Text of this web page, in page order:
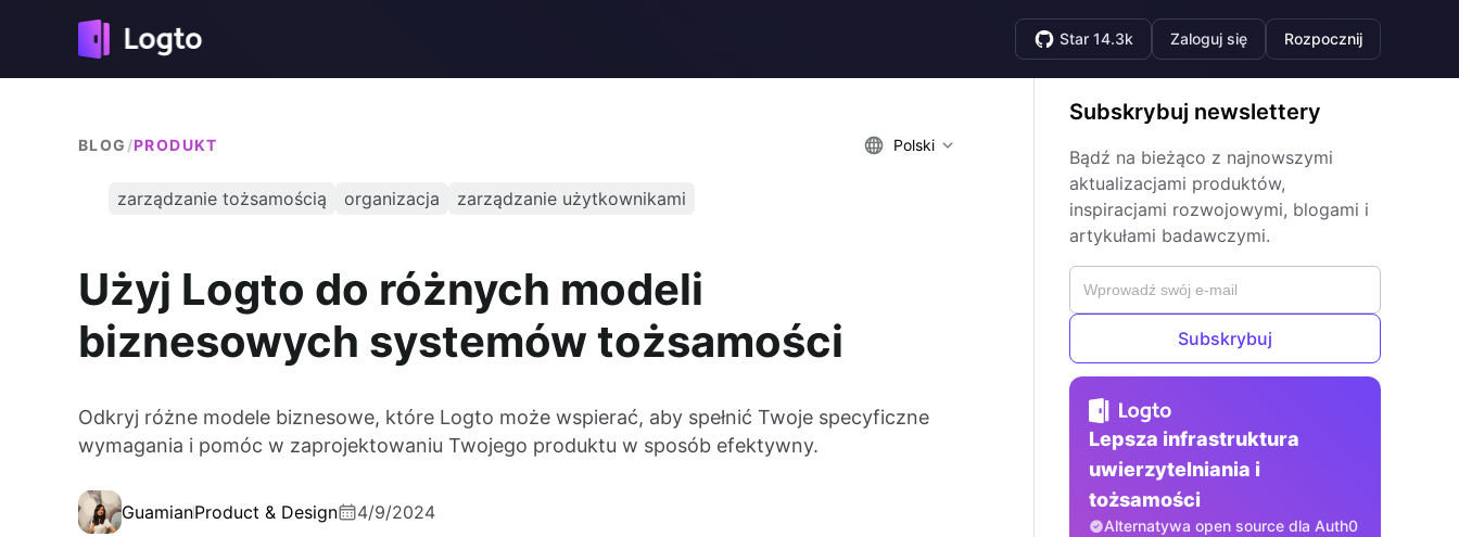
Star 14.3k Zaloguj się Rozpocznij
BLOG /PRODUKT Polski
zarządzanie tożsamością organizacja zarządzanie użytkownikami
Użyj Logto do różnych modeli
biznesowych systemów tożsamości
Odkryj różne modele biznesowe, które Logto może wspierać, aby spełnić Twoje specyficzne
wymagania i pomóc w zaprojektowaniu Twojego produktu w sposób efektywny.
GuamianProduct & Design 4/9/2024
Subskrybuj newslettery
Bądź na bieżąco z najnowszymi
aktualizacjami produktów,
inspiracjami rozwojowymi, blogami i
artykułami badawczymi.
Subskrybuj
Lepsza infrastruktura
uwierzytelniania i
tożsamości
Alternatywa open source dla Auth0